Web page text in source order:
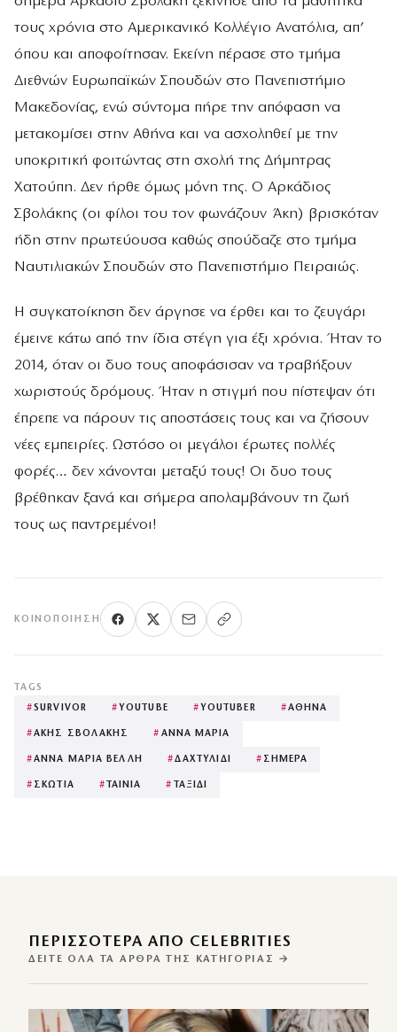
τους χρόνια στο Αμερικανικό Κολλέγιο Ανατόλια, απ’
όπου και αποφοίτησαν. Εκείνη πέρασε στο τμήμα
Διεθνών Ευρωπαϊκών Σπουδών στο Πανεπιστήμιο
Μακεδονίας, ενώ σύντομα πήρε την απόφαση να
μετακομίσει στην Αθήνα και να ασχοληθεί με την
υποκριτική φοιτώντας στη σχολή της Δήμητρας
Χατούπη. Δεν ήρθε όμως μόνη της. Ο Αρκάδιος
Σβολάκης (οι φίλοι του τον φωνάζουν Άκη) βρισκόταν
ήδη στην πρωτεύουσα καθώς σπούδαζε στο τμήμα
Ναυτιλιακών Σπουδών στο Πανεπιστήμιο Πειραιώς.
Η συγκατοίκηση δεν άργησε να έρθει και το ζευγάρι
έμεινε κάτω από την ίδια στέγη για έξι χρόνια. Ήταν το
2014, όταν οι δυο τους αποφάσισαν να τραβήξουν
χωριστούς δρόμους. Ήταν η στιγμή που πίστεψαν ότι
έπρεπε να πάρουν τις αποστάσεις τους και να ζήσουν
νέες εμπειρίες. Ωστόσο οι μεγάλοι έρωτες πολλές
φορές… δεν χάνονται μεταξύ τους! Οι δυο τους
βρέθηκαν ξανά και σήμερα απολαμβάνουν τη ζωή
τους ως παντρεμένοι!
ΚΟΙΝΟΠΟΊΗΣΗ
TAGS
#SURVIVOR # YOUTUBE # YOUTUBER #ΑΘΗΝΑ
#ΑΚΗΣ ΣΒΟΛΑΚΗΣ # ΑΝΝΑ ΜΑΡΙΑ
#ΑΝΝΑ ΜΑΡΙΑ ΒΕΛΛΗ #ΔΑΧΤΥΛΙΔΙ # ΣΗΜΕΡΑ
# ΣΚΩΤΙΑ # ΤΑΙΝΙΑ # ΤΑΞΙΔΙ
ΠΕΡΙΣΣΌΤΕΡΑ ΑΠΌ CELEBRITIES
ΔΕΊΤΕ ΌΛΑ ΤΑ ΆΡΘΡΑ ΤΗΣ ΚΑΤΗΓΟΡΊΑΣ →